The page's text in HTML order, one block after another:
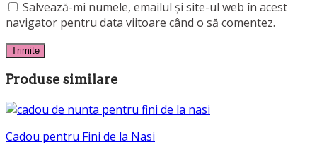
Salvează-mi numele, emailul și site-ul web în acest
navigator pentru data viitoare când o să comentez.
Produse similare
Cadou pentru Fini de la Nasi